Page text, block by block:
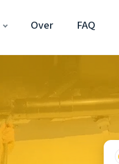
Over FAQ